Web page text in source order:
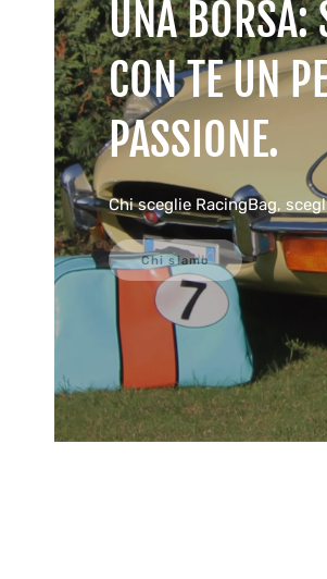
UNA BORSA:
CON TE UN
PASSIONE.
Chi sceglie RacingBag,
Chi siamo